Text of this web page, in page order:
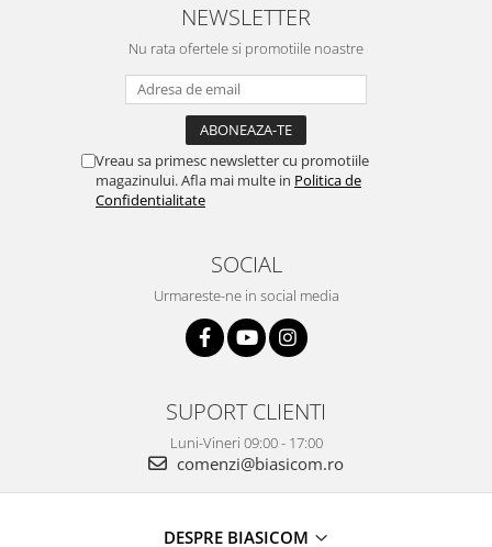
Mopuri electrice cu abur
Ingrijire personala
Cantare corporale
Ingrijire tesaturi
Masini de cusut
Ondulatoare
Placi de indreptat parul
Preparare ceai si cafea
NEWSLETTER
Nu rata ofertele si promotiile noastre
Vreau sa primesc newsletter cu promotiile
magazinului. Afla mai multe in Politica de
Confidentialitate
SOCIAL
Urmareste-ne in social media
SUPORT CLIENTI
Luni-Vineri 09:00 - 17:00
comenzi@biasicom.ro
DESPRE BIASICOM